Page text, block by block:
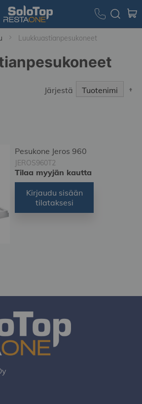
Luukkuastianpesukoneet
Järjestä
Pesukone Jeros 960
JEROS960T2
Tilaa myyjän kautta
Kirjaudu sisään
tilataksesi